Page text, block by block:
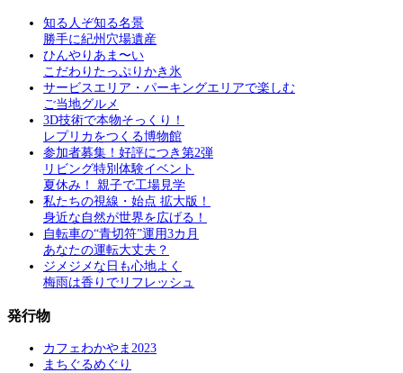
知る人ぞ知る名景
勝手に紀州穴場遺産
ひんやりあま〜い
こだわりたっぷりかき氷
サービスエリア・パーキングエリアで楽しむ
ご当地グルメ
3D技術で本物そっくり！
レプリカをつくる博物館
参加者募集！好評につき第2弾
リビング特別体験イベント
夏休み！ 親子で工場見学
私たちの視線・始点 拡大版！
身近な自然が世界を広げる！
自転車の“青切符”運用3カ月
あなたの運転大丈夫？
ジメジメな日も心地よく
梅雨は香りでリフレッシュ
発行物
カフェわかやま2023
まちぐるめぐり